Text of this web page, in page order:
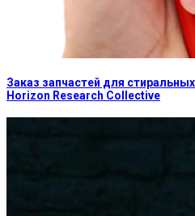
Заказ запчастей для
Horizon Research Collective